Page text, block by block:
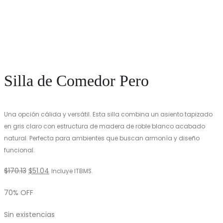
Silla de Comedor Pero
Una opción cálida y versátil. Esta silla combina un asiento tapizado
en gris claro con estructura de madera de roble blanco acabado
natural. Perfecta para ambientes que buscan armonía y diseño
funcional.
$170.13 El
era:
$51.04 El
es:
Incluye ITBMS.
70% OFF
Sin existencias